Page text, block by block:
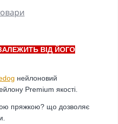
ВІД ЙОГО
нейлоновий
Premium якості.
пряжкою? що дозволяє